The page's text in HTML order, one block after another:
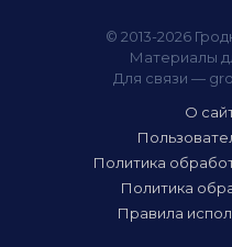
© 2013-2026
Материалы
Для связи —
О
Политика
Политика
Правила